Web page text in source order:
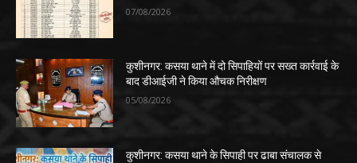
07/08/2026
कुशीनगर: कसया थाने में दो सिपाहियों पर सख्त कार्रवाई के
बाद डीआईजी ने किया औचक निरीक्षण
05/08/2026
कुशीनगर: कसया थाने के सिपाही पर ढाबा संचालक से